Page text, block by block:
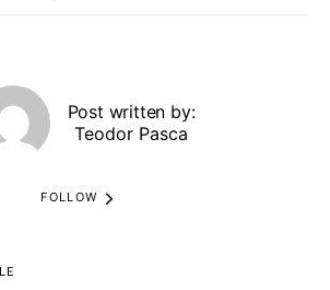
Post written by:
Teodor Pasca
FOLLOW